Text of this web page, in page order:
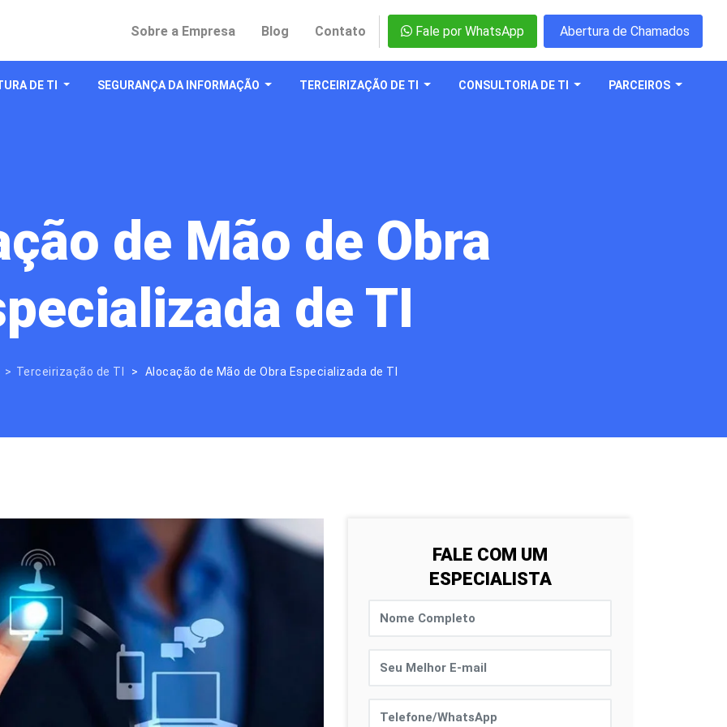
Sobre a Empresa Blog Contato Fale por WhatsApp Abertura de Chamados
DE TI SEGURANÇA DA INFORMAÇÃO TERCEIRIZAÇÃO DE TI CONSULTORIA DE TI PARCEIROS
de Mão de Obra
de TI
Terceirização de TI Alocação de Mão de Obra Especializada de TI
FALE COM UM
ESPECIALISTA